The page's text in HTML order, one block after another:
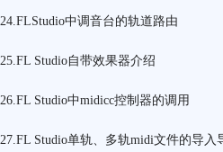
24.FLStudio中调音台的轨道路由
25.FL Studio自带效果器介绍
26.FL Studio中midicc控制器的调用
27.FL Studio单轨、多轨midi文件的导入